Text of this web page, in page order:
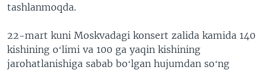
tashlanmoqda.
22-mart kuni Moskvadagi konsert zalida kamida 140
kishining oʻlimi va 100 ga yaqin kishining
jarohatlanishiga sabab boʻlgan hujumdan soʻng